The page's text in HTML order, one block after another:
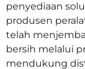
penyediaan
produsen
telah
bersih melalui
mendukung